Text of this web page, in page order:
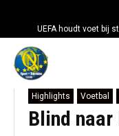
UEFA houdt voet bij
Highlights Voetbal
Blind